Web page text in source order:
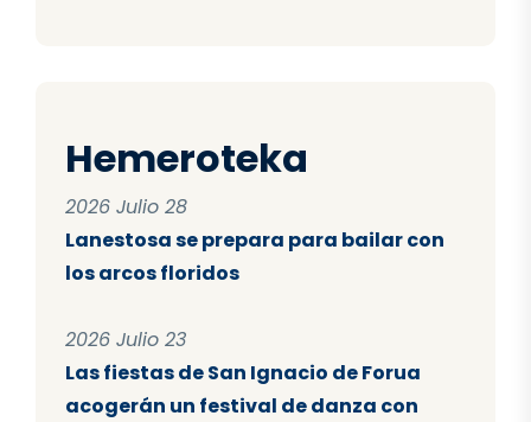
Hemeroteka
2026 Julio 28
Lanestosa se prepara para bailar con
los arcos floridos
2026 Julio 23
Las fiestas de San Ignacio de Forua
acogerán un festival de danza con